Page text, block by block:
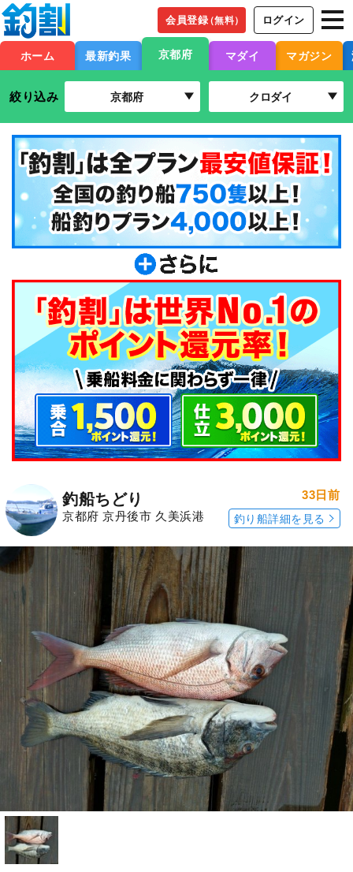
会員登録（無料） ログイン
ホーム 最新釣果 京都府 マダイ マガジン
絞り込み 京都府 クロダイ
釣船ちどり
京都府 京丹後市 久美浜港
33日前
釣り船詳細を見る